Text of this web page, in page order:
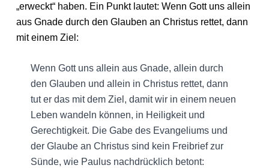
„erweckt“ haben. Ein Punkt lautet: Wenn Gott uns allein
aus Gnade durch den Glauben an Christus rettet, dann
mit einem Ziel:
Wenn Gott uns allein aus Gnade, allein durch
den Glauben und allein in Christus rettet, dann
tut er das mit dem Ziel, damit wir in einem neuen
Leben wandeln können, in Heiligkeit und
Gerechtigkeit. Die Gabe des Evangeliums und
der Glaube an Christus sind kein Freibrief zur
Sünde, wie Paulus nachdrücklich betont: